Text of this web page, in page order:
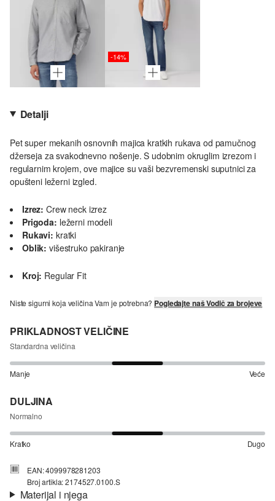
-14%
Detalji
Pet super mekanih osnovnih majica kratkih rukava od pamučnog
džerseja za svakodnevno nošenje. S udobnim okruglim izrezom i
regularnim krojem, ove majice su vaši bezvremenski suputnici za
opušteni ležerni izgled.
Izrez: Crew neck izrez
Prigoda: ležerni modeli
Rukavi: kratki
Oblik: višestruko pakiranje
Kroj: Regular Fit
Niste sigurni koja veličina Vam je potrebna? Pogledajte naš Vodič za brojeve
PRIKLADNOST VELIČINE
Standardna veličina
Manje Veće
DULJINA
Normalno
Kratko Dugo
EAN: 4099978281203
Broj artikla: 2174527.0100.S
Materijal i njega